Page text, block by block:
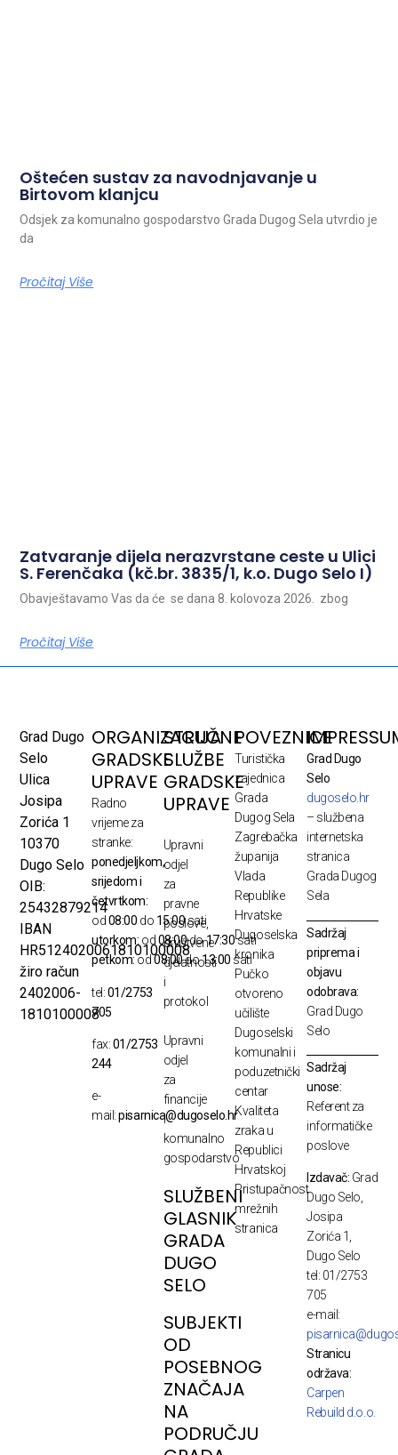
Oštećen sustav za navodnjavanje u
Birtovom klanjcu
Odsjek za komunalno gospodarstvo Grada Dugog Sela utvrdio je
da
Pročitaj Više
Zatvaranje dijela nerazvrstane ceste u Ulici
S. Ferenčaka (kč.br. 3835/1, k.o. Dugo Selo I)
Obavještavamo Vas da će se dana 8. kolovoza 2026. zbog
Pročitaj Više
Grad Dugo
Selo
Ulica
Josipa
Zorića 1
10370
Dugo Selo
OIB:
25432879214
IBAN
HR5124020061810100008
žiro račun
2402006-
1810100008
ORGANIZACIJA
GRADSKE
UPRAVE
Radno
vrijeme za
stranke:
ponedjeljkom,
srijedom i
četvrtkom:
od08:00 do 15:00sati
utorkom: od08:00do17:30sati
petkom:od08:00do13:00 sati
tel:01/2753
705
fax:01/2753
244
e-
mail:pisarnica@dugoselo.hr
STRUČNE
SLUŽBE
GRADSKE
UPRAVE
Upravni
odjel
za
pravne
poslove,
društvene
djelatnosti
i
protokol
Upravni
odjel
za
financije
i
komunalno
gospodarstvo
SLUŽBENI
GLASNIK
GRADA
DUGO
SELO
SUBJEKTI
OD
POSEBNOG
ZNAČAJA
NA
PODRUČJU
POVEZNICE
Turistička
zajednica
Grada
Dugog Sela
Zagrebačka
županija
Vlada
Republike
Hrvatske
Dugoselska
kronika
Pučko
otvoreno
učilište
Dugoselski
komunalni i
poduzetnički
centar
Kvaliteta
zraka u
Republici
Hrvatskoj
Pristupačnost
mrežnih
stranica
Grad Dugo
Selo
dugoselo.hr
– službena
internetska
stranica
Grada Dugog
Sela
Sadržaj
priprema i
objavu
odobrava:
Grad Dugo
Selo
Sadržaj
unose:
Referent za
informatičke
poslove
Izdavač: Grad
Dugo Selo,
Josipa
Zorića 1,
Dugo Selo
tel: 01/2753
705
e-mail:
Stranicu
održava:
Carpen
Rebuild d.o.o.